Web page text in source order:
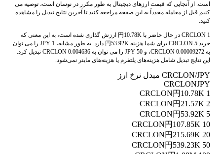
است. از آنجایی که قیمت ارزهای دیجیتال به طور مکرر در نوسان است، توصیه می
کنیم قبل از معامله مجدداً به این صفحه مراجعه کنید تا آخرین نتایج تبدیل را مشاهده
کنید.
1 CRCLON در حال حاضر با 円10.78K ارزش گذاری شده است، به این معنی که
خرید 5 CRCLON برای شما هزینه 円53.92K دارد. به طور مشابه، 1 JPY را می توان
به 0.00009272 CRCLON، و 50 JPY را می توان به 0.004636 CRCLON تبدیل کرد.
این نتایج تبدیل شامل هزینه‌های پلتفرم یا هزینه‌های ماینر نمی‌شود.
CRCLON/JPY مبدل نرخ ارز
CRCLONJPY
1 CRCLON
円10.78K
2 CRCLON
円21.57K
5 CRCLON
円53.92K
10 CRCLON
円107.85K
20 CRCLON
円215.69K
50 CRCLON
円539.23K